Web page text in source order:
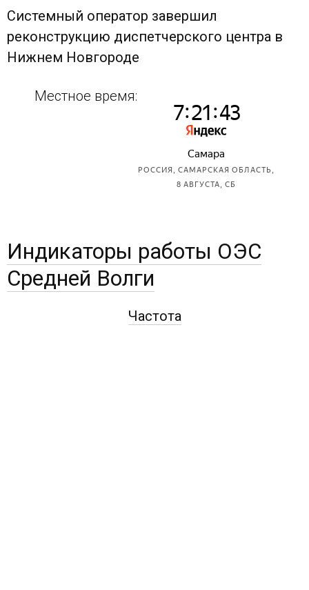
Системный оператор завершил
реконструкцию диспетчерского центра в
Нижнем Новгороде
Местное время:
Индикаторы работы ОЭС
Средней Волги
Частота